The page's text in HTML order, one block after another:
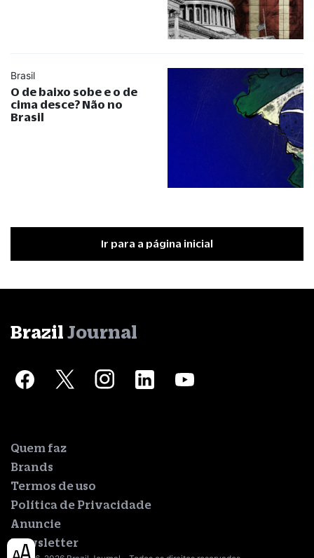
Brasil
O de baixo sobe e o de
cima desce? Não no
Brasil
Ir para a página inicial
Brazil Journal
Quem faz
Brands
Termos de uso
Política de Privacidade
Anuncie
Newsletter